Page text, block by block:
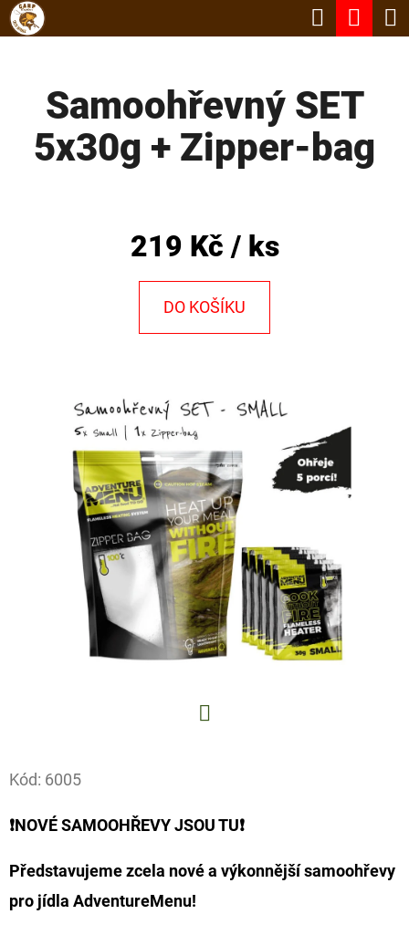
Přejít
Hledat
Samoohřevný SET
5x30g + Zipper-bag
219 Kč / ks
DO KOŠÍKU
Kód: 6005
❗NOVÉ SAMOOHŘEVY JSOU TU❗
Představujeme zcela nové a výkonnějšísamoohřevy
pro jídla AdventureMenu!
K
O
D
O
P